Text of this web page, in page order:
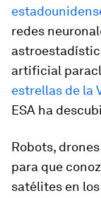
redes
artificial
estrellas de la
ESA ha
Robots,
para que
satélites en los